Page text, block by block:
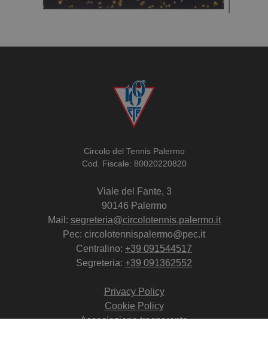
Circolo del Tennis Palermo
Cod. Fiscale: 80020220820
Viale del Fante, 3
90146 Palermo
Mail: segreteria@circolotennis.palermo.it
Pec: circolotennispalermo@pec.it
Centralino: +39 091544517
Segreteria: +39 091362552
Privacy Policy
Cookie Policy
Associazione trasparente